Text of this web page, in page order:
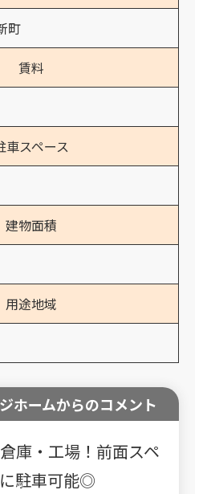
町
賃料
車スペース
建物面積
用途地域
ホームからのコメント
庫・工場！前面スペ
駐車可能◎